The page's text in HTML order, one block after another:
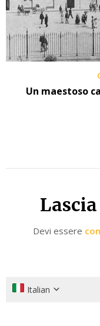
Un maestoso
Devi essere
Italian